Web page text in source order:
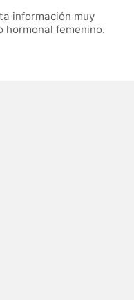
información muy
hormonal femenino.